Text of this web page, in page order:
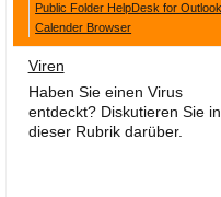
Public Folder HelpDesk for Outlook
Calender Browser
Viren
Haben Sie einen Virus
entdeckt? Diskutieren Sie in
dieser Rubrik darüber.